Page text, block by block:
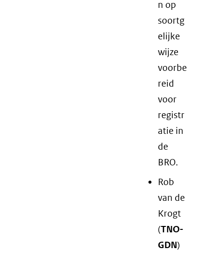
n op
soortg
elijke
wijze
voorbe
reid
voor
registr
atie in
de
BRO.
Rob
van de
Krogt
(TNO-
GDN)